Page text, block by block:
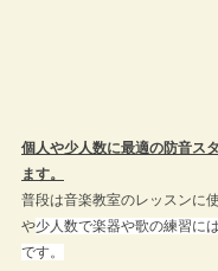
個人や少人数に最適の防音ス
ます。
普段は音楽教室のレッスンに
や少人数で楽器や歌の練習に
です。